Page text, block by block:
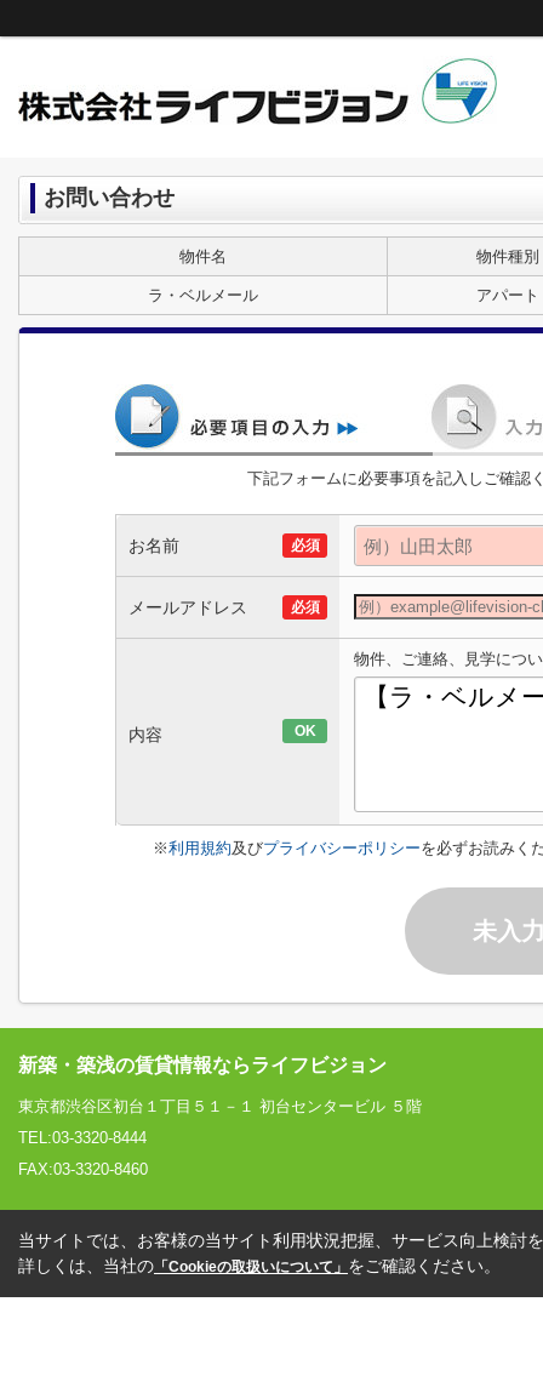
お問い合わせ
物件名 物件種別
ラ・ベルメール アパート
下記フォームに必要事項を記入しご確認
お名前 必須
メールアドレス 必須
内容 OK
物件、ご連絡、見学につ
※利用規約及びプライバシーポリシーを必ずお読みく
未入
新築・築浅の賃貸情報ならライフビジョン
東京都渋谷区初台１丁目５１－１ 初台センタービル ５階
TEL:03-3320-8444
FAX:03-3320-8460
当サイトでは、お客様の当サイト利用状況把握、サービス向上検討
詳しくは、当社の 「Cookieの取扱いについて」 をご確認ください。